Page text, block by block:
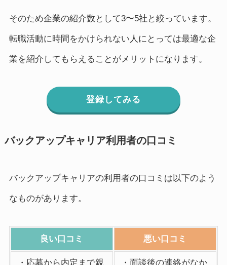
そのため企業の紹介数として3〜5社と絞っています。
転職活動に時間をかけられない人にとっては最適な企
業を紹介してもらえることがメリットになります。
登録してみる
バックアップキャリア利用者の口コミ
バックアップキャリアの利用者の口コミは以下のよう
なものがあります。
良い口コミ 悪い口コミ
・応募から内定まで親
・面談後の連絡がなか